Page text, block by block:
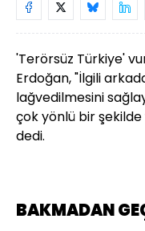
'Terörsüz Türkiye'
Erdoğan, "İlgili
lağvedilmesini
çok yönlü bir
dedi.
BAKMADAN